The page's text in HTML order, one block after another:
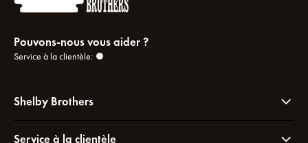
Pouvons-nous vous aider ?
Service à la clientèle:
Shelby Brothers
Service à la clientèle